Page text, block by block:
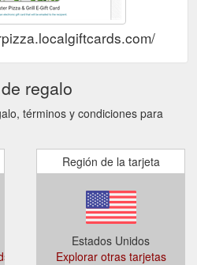
regalo
términos y condiciones para
Región de la tarjeta
Estados Unidos
Explorar otras tarjetas